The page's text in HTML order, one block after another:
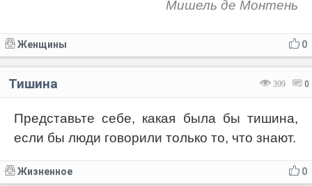
Мишель де Монтень
0
Женщины
399 0
Тишина
Представьте себе, какая была бы тишина,
если бы люди говорили только то, что знают.
0
Жизненное